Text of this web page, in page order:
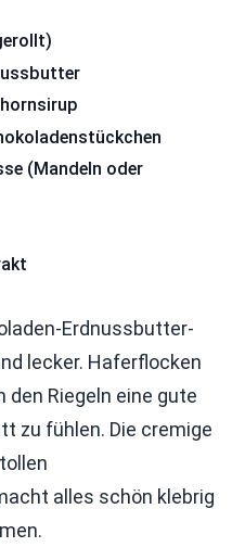
(Mandeln oder
Erdnussbutter-
lecker. Haferflocken
den Riegeln eine gute
zu fühlen. Die cremige
alles schön klebrig